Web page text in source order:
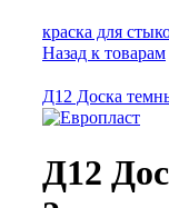
краска для
Назад к товарам
Д12 Доска
Д12